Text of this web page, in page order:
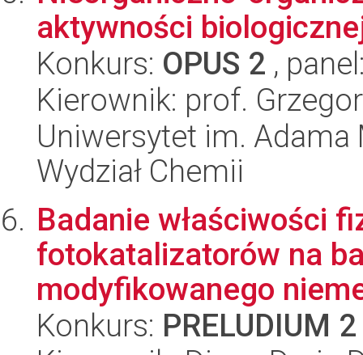
aktywności
Konkurs: OPUS 2 ,
Kierownik: prof.
Uniwersytet im.
Wydział Chemii
Badanie właściwości
fotokatalizatorów na
modyfikowanego
Konkurs: PRELUDIUM 2